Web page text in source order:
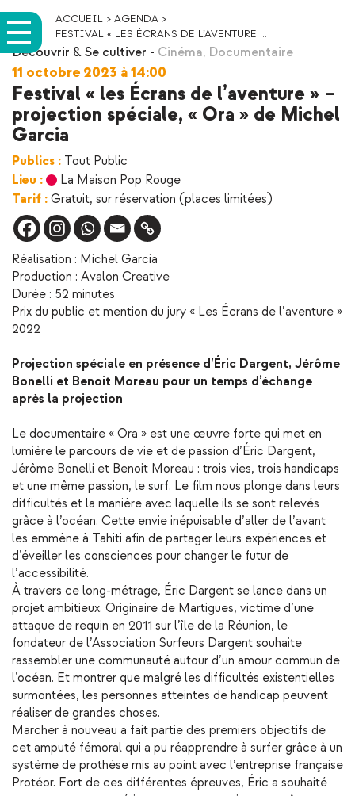
ACCUEIL > AGENDA >
FESTIVAL « LES ÉCRANS DE L’AVENTURE ...
Découvrir & Se cultiver - Cinéma, Documentaire
11 octobre 2023 à 14:00
Festival « les Écrans de l’aventure » –
projection spéciale, « Ora » de Michel
Garcia
Publics : Tout Public
Lieu :
La Maison Pop Rouge
Tarif : Gratuit, sur réservation (places limitées)
Réalisation : Michel Garcia
Production : Avalon Creative
Durée : 52 minutes
Prix du public et mention du jury « Les Écrans de l’aventure »
2022
Projection spéciale en présence d’Éric Dargent, Jérôme
Bonelli et Benoit Moreau pour un temps d’échange
après la projection
Le documentaire « Ora » est une œuvre forte qui met en
lumière le parcours de vie et de passion d’Éric Dargent,
Jérôme Bonelli et Benoit Moreau : trois vies, trois handicaps
et une même passion, le surf. Le film nous plonge dans leurs
difficultés et la manière avec laquelle ils se sont relevés
grâce à l’océan. Cette envie inépuisable d’aller de l’avant
les emmène à Tahiti afin de partager leurs expériences et
d’éveiller les consciences pour changer le futur de
l’accessibilité.
À travers ce long-métrage, Éric Dargent se lance dans un
projet ambitieux. Originaire de Martigues, victime d’une
attaque de requin en 2011 sur l’île de la Réunion, le
fondateur de l’Association Surfeurs Dargent souhaite
rassembler une communauté autour d’un amour commun de
l’océan. Et montrer que malgré les difficultés existentielles
surmontées, les personnes atteintes de handicap peuvent
réaliser de grandes choses.
Marcher à nouveau a fait partie des premiers objectifs de
cet amputé fémoral qui a pu réapprendre à surfer grâce à un
système de prothèse mis au point avec l’entreprise française
Protéor. Fort de ces différentes épreuves, Éric a souhaité